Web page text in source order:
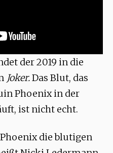
der 2019 in die
Joker.Das Blut, das
Phoenix in der
ist nicht echt.
die blutigen